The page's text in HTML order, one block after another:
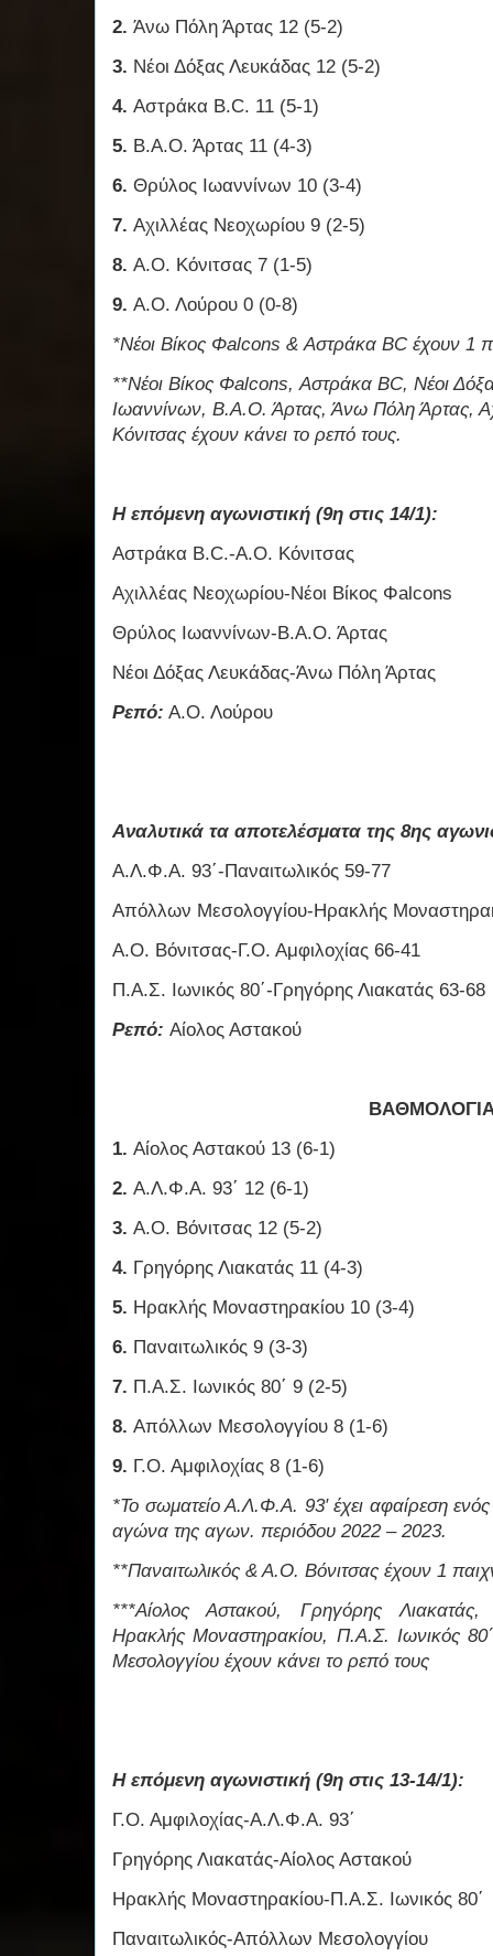
2. Άνω Πόλη Άρτας 12 (5-2)
3. Νέοι Δόξας Λευκάδας 12 (5-2)
4. Αστράκα B.C. 11 (5-1)
5. Β.Α.Ο. Άρτας 11 (4-3)
6. Θρύλος Ιωαννίνων 10 (3-4)
7. Αχιλλέας Νεοχωρίου 9 (2-5)
8. Α.Ο. Κόνιτσας 7 (1-5)
9. Α.Ο. Λούρου 0 (0-8)
*Νέοι Βίκος Φalcons & Αστράκα BC έχουν 1
**Νέοι Βίκος Φalcons, Αστράκα BC, Νέοι
Ιωαννίνων, Β.Α.Ο. Άρτας, Άνω Πόλη Άρτας,
Κόνιτσας έχουν κάνει το ρεπό τους.
Η επόμενη αγωνιστική (9η στις 14/1):
Αστράκα B.C.-Α.Ο. Κόνιτσας
Αχιλλέας Νεοχωρίου-Νέοι Βίκος Φalcons
Θρύλος Ιωαννίνων-Β.Α.Ο. Άρτας
Νέοι Δόξας Λευκάδας-Άνω Πόλη Άρτας
Ρεπό: Α.Ο. Λούρου
Αναλυτικά τα αποτελέσματα της 8ης
Α.Λ.Φ.Α. 93΄-Παναιτωλικός 59-77
Απόλλων Μεσολογγίου-Ηρακλής
Α.Ο. Βόνιτσας-Γ.Ο. Αμφιλοχίας 66-41
Π.Α.Σ. Ιωνικός 80΄-Γρηγόρης Λιακατάς 63-68
Ρεπό: Αίολος Αστακού
1. Αίολος Αστακού 13 (6-1)
2. Α.Λ.Φ.Α. 93΄ 12 (6-1)
3. Α.Ο. Βόνιτσας 12 (5-2)
4. Γρηγόρης Λιακατάς 11 (4-3)
5. Ηρακλής Μοναστηρακίου 10 (3-4)
6. Παναιτωλικός 9 (3-3)
7. Π.Α.Σ. Ιωνικός 80΄ 9 (2-5)
8. Απόλλων Μεσολογγίου 8 (1-6)
9. Γ.Ο. Αμφιλοχίας 8 (1-6)
*Το σωματείο Α.Λ.Φ.Α. 93′ έχει αφαίρεση
αγώνα της αγων. περιόδου 2022 – 2023.
**Παναιτωλικός & Α.Ο. Βόνιτσας έχουν 1
***Αίολος Αστακού, Γρηγόρης
Ηρακλής Μοναστηρακίου, Π.Α.Σ. Ιωνικός
Μεσολογγίου έχουν κάνει το ρεπό τους
Η επόμενη αγωνιστική (9η στις 13-14/1):
Γ.Ο. Αμφιλοχίας-Α.Λ.Φ.Α. 93΄
Γρηγόρης Λιακατάς-Αίολος Αστακού
Ηρακλής Μοναστηρακίου-Π.Α.Σ. Ιωνικός 80΄
Παναιτωλικός-Απόλλων Μεσολογγίου